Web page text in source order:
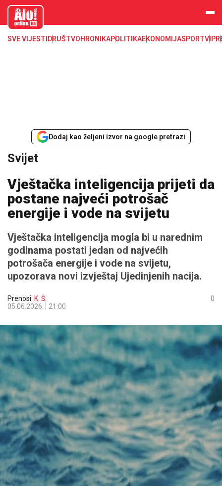
aloonline.b
SVE VIJESTI DRUŠTVOHRONIKAPOLITIKAEKONOMIJASPORTVIP
Dodaj kao željeni izvor na google pretrazi
Svijet
Vještačka inteligencija prijeti da
postane najveći potrošač
energije i vode na svijetu
Vještačka inteligencija mogla bi u narednim
godinama postati jedan od najvećih
potrošača energije i vode na svijetu,
upozorava novi izvještaj Ujedinjenih nacija.
Prenosi: K. Š.
05.06.2026.
21:00
0